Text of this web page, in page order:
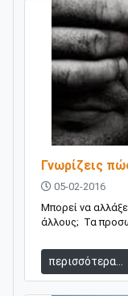
Γνωρίζεις
05-02-2016
Μπορεί να
άλλους; Τα
περισσότερα...